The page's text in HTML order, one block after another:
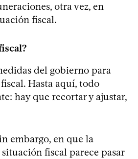
otra vez, en
fiscal.
del gobierno para
Hasta aquí, todo
hay que recortar y ajustar,
embargo, en que la
fiscal parece pasar